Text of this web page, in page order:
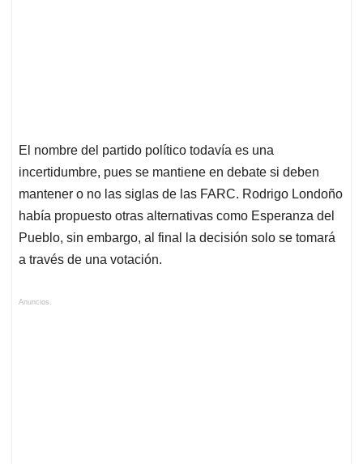
El nombre del partido político todavía es una
incertidumbre, pues se mantiene en debate si deben
mantener o no las siglas de las FARC. Rodrigo Londoño
había propuesto otras alternativas como Esperanza del
Pueblo, sin embargo, al final la decisión solo se tomará
a través de una votación.
Anuncios.